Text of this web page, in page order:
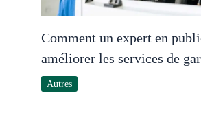
Comment un expert en
améliorer les services de
Autres